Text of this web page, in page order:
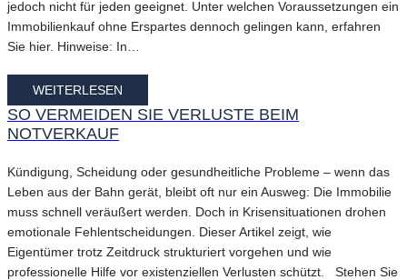
jedoch nicht für jeden geeignet. Unter welchen Voraussetzungen ein
Immobilienkauf ohne Erspartes dennoch gelingen kann, erfahren
Sie hier. Hinweise: In…
WEITERLESEN
SO VERMEIDEN SIE VERLUSTE BEIM
NOTVERKAUF
Kündigung, Scheidung oder gesundheitliche Probleme – wenn das
Leben aus der Bahn gerät, bleibt oft nur ein Ausweg: Die Immobilie
muss schnell veräußert werden. Doch in Krisensituationen drohen
emotionale Fehlentscheidungen. Dieser Artikel zeigt, wie
Eigentümer trotz Zeitdruck strukturiert vorgehen und wie
professionelle Hilfe vor existenziellen Verlusten schützt. Stehen Sie